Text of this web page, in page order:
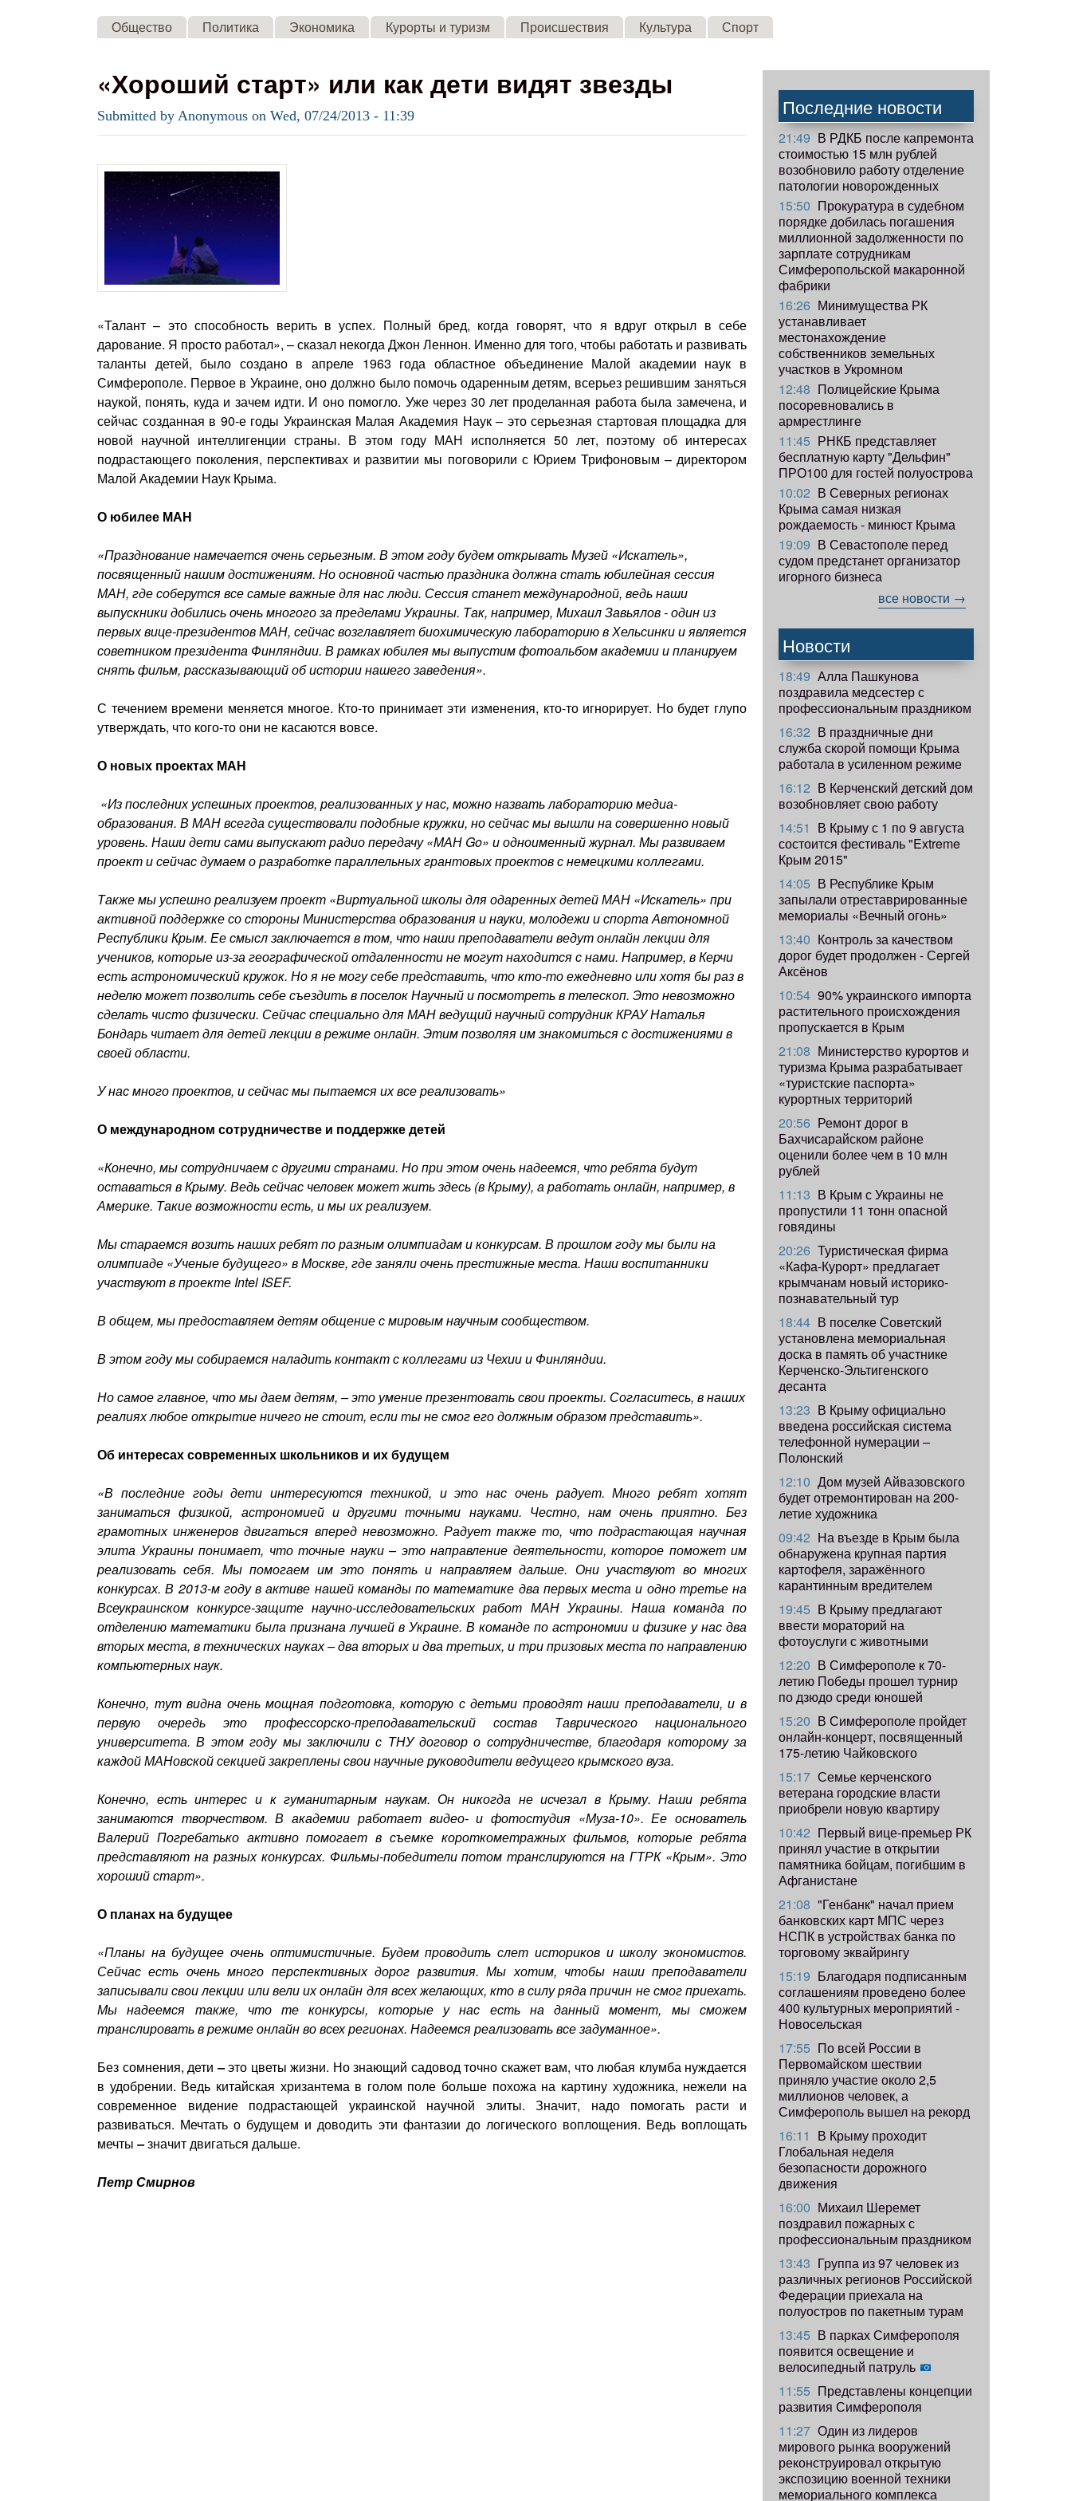
Skip to main content
Общество Политика Экономика Курорты и туризм Происшествия Культура Спорт
«Хороший старт» или как дети видят звезды
Submitted by Anonymous on Wed, 07/24/2013 - 11:39
«Талант – это способность верить в успех. Полный бред, когда говорят, что я вдруг открыл в себе
дарование. Я просто работал», – сказал некогда Джон Леннон. Именно для того, чтобы работать и развивать
таланты детей, было создано в апреле 1963 года областное объединение Малой академии наук в
Симферополе. Первое в Украине, оно должно было помочь одаренным детям, всерьез решившим заняться
наукой, понять, куда и зачем идти. И оно помогло. Уже через 30 лет проделанная работа была замечена, и
сейчас созданная в 90-е годы Украинская Малая Академия Наук – это серьезная стартовая площадка для
новой научной интеллигенции страны. В этом году МАН исполняется 50 лет, поэтому об интересах
подрастающего поколения, перспективах и развитии мы поговорили с Юрием Трифоновым – директором
Малой Академии Наук Крыма.
О юбилее МАН
«Празднование намечается очень серьезным. В этом году будем открывать Музей «Искатель»,
посвященный нашим достижениям. Но основной частью праздника должна стать юбилейная сессия
МАН, где соберутся все самые важные для нас люди. Сессия станет международной, ведь наши
выпускники добились очень многого за пределами Украины. Так, например, Михаил Завьялов - один из
первых вице-президентов МАН, сейчас возглавляет биохимическую лабораторию в Хельсинки и является
советником президента Финляндии. В рамках юбилея мы выпустим фотоальбом академии и планируем
снять фильм, рассказывающий об истории нашего заведения».
С течением времени меняется многое. Кто-то принимает эти изменения, кто-то игнорирует. Но будет глупо
утверждать, что кого-то они не касаются вовсе.
О новых проектах МАН
«Из последних успешных проектов, реализованных у нас, можно назвать лабораторию медиа-
образования. В МАН всегда существовали подобные кружки, но сейчас мы вышли на совершенно новый
уровень. Наши дети сами выпускают радио передачу «МАН Go» и одноименный журнал. Мы развиваем
проект и сейчас думаем о разработке параллельных грантовых проектов с немецкими коллегами.
Также мы успешно реализуем проект «Виртуальной школы для одаренных детей МАН «Искатель» при
активной поддержке со стороны Министерства образования и науки, молодежи и спорта Автономной
Республики Крым. Ее смысл заключается в том, что наши преподаватели ведут онлайн лекции для
учеников, которые из-за географической отдаленности не могут находится с нами. Например, в Керчи
есть астрономический кружок. Но я не могу себе представить, что кто-то ежедневно или хотя бы раз в
неделю может позволить себе съездить в поселок Научный и посмотреть в телескоп. Это невозможно
сделать чисто физически. Сейчас специально для МАН ведущий научный сотрудник КРАУ Наталья
Бондарь читает для детей лекции в режиме онлайн. Этим позволяя им знакомиться с достижениями в
своей области.
У нас много проектов, и сейчас мы пытаемся их все реализовать»
О международном сотрудничестве и поддержке детей
«Конечно, мы сотрудничаем с другими странами. Но при этом очень надеемся, что ребята будут
оставаться в Крыму. Ведь сейчас человек может жить здесь (в Крыму), а работать онлайн, например, в
Америке. Такие возможности есть, и мы их реализуем.
Мы стараемся возить наших ребят по разным олимпиадам и конкурсам. В прошлом году мы были на
олимпиаде «Ученые будущего» в Москве, где заняли очень престижные места. Наши воспитанники
участвуют в проекте Intel ISEF.
В общем, мы предоставляем детям общение с мировым научным сообществом.
В этом году мы собираемся наладить контакт с коллегами из Чехии и Финляндии.
Но самое главное, что мы даем детям, – это умение презентовать свои проекты. Согласитесь, в наших
реалиях любое открытие ничего не стоит, если ты не смог его должным образом представить».
Об интересах современных школьников и их будущем
«В последние годы дети интересуются техникой, и это нас очень радует. Много ребят хотят
заниматься физикой, астрономией и другими точными науками. Честно, нам очень приятно. Без
грамотных инженеров двигаться вперед невозможно. Радует также то, что подрастающая научная
элита Украины понимает, что точные науки – это направление деятельности, которое поможет им
реализовать себя. Мы помогаем им это понять и направляем дальше. Они участвуют во многих
конкурсах. В 2013-м году в активе нашей команды по математике два первых места и одно третье на
Всеукраинском конкурсе-защите научно-исследовательских работ МАН Украины. Наша команда по
отделению математики была признана лучшей в Украине. В команде по астрономии и физике у нас два
вторых места, в технических науках – два вторых и два третьих, и три призовых места по направлению
компьютерных наук.
Конечно, тут видна очень мощная подготовка, которую с детьми проводят наши преподаватели, и в
первую очередь это профессорско-преподавательский состав Таврического национального
университета. В этом году мы заключили с ТНУ договор о сотрудничестве, благодаря которому за
каждой МАНовской секцией закреплены свои научные руководители ведущего крымского вуза.
Конечно, есть интерес и к гуманитарным наукам. Он никогда не исчезал в Крыму. Наши ребята
занимаются творчеством. В академии работает видео- и фотостудия «Муза-10». Ее основатель
Валерий Погребатько активно помогает в съемке короткометражных фильмов, которые ребята
представляют на разных конкурсах. Фильмы-победители потом транслируются на ГТРК «Крым». Это
хороший старт».
О планах на будущее
«Планы на будущее очень оптимистичные. Будем проводить слет историков и школу экономистов.
Сейчас есть очень много перспективных дорог развития. Мы хотим, чтобы наши преподаватели
записывали свои лекции или вели их онлайн для всех желающих, кто в силу ряда причин не смог приехать.
Мы надеемся также, что те конкурсы, которые у нас есть на данный момент, мы сможем
транслировать в режиме онлайн во всех регионах. Надеемся реализовать все задуманное».
Без сомнения, дети –это цветы жизни. Но знающий садовод точно скажет вам, что любая клумба нуждается
в удобрении. Ведь китайская хризантема в голом поле больше похожа на картину художника, нежели на
современное видение подрастающей украинской научной элиты. Значит, надо помогать расти и
развиваться. Мечтать о будущем и доводить эти фантазии до логического воплощения. Ведь воплощать
мечты –значит двигаться дальше.
Петр Смирнов
Последние новости
21:49 В РДКБ после капремонта
стоимостью 15 млн рублей
возобновило работу отделение
патологии новорожденных
15:50 Прокуратура в судебном
порядке добилась погашения
миллионной задолженности по
зарплате сотрудникам
Симферопольской макаронной
фабрики
16:26 Минимущества РК
устанавливает
местонахождение
собственников земельных
участков в Укромном
12:48 Полицейские Крыма
посоревновались в
армрестлинге
11:45 РНКБ представляет
бесплатную карту "Дельфин"
ПРО100 для гостей полуострова
10:02 В Северных регионах
Крыма самая низкая
рождаемость - минюст Крыма
19:09 В Севастополе перед
судом предстанет организатор
игорного бизнеса
все новости →
Новости
18:49 Алла Пашкунова
поздравила медсестер с
профессиональным праздником
16:32 В праздничные дни
служба скорой помощи Крыма
работала в усиленном режиме
16:12 В Керченский детский дом
возобновляет свою работу
14:51 В Крыму с 1 по 9 августа
состоится фестиваль "Extreme
Крым 2015"
14:05 В Республике Крым
запылали отреставрированные
мемориалы «Вечный огонь»
13:40 Контроль за качеством
дорог будет продолжен - Сергей
Аксёнов
10:54 90% украинского импорта
растительного происхождения
пропускается в Крым
21:08 Министерство курортов и
туризма Крыма разрабатывает
«туристские паспорта»
курортных территорий
20:56 Ремонт дорог в
Бахчисарайском районе
оценили более чем в 10 млн
рублей
11:13 В Крым с Украины не
пропустили 11 тонн опасной
говядины
20:26 Туристическая фирма
«Кафа-Курорт» предлагает
крымчанам новый историко-
познавательный тур
18:44 В поселке Советский
установлена мемориальная
доска в память об участнике
Керченско-Эльтигенского
десанта
13:23 В Крыму официально
введена российская система
телефонной нумерации –
Полонский
12:10 Дом музей Айвазовского
будет отремонтирован на 200-
летие художника
09:42 ​На въезде в Крым была
обнаружена крупная партия
картофеля, заражённого
карантинным вредителем
19:45 В Крыму предлагают
ввести мораторий на
фотоуслуги с животными
12:20 В Симферополе к 70-
летию Победы прошел турнир
по дзюдо среди юношей
15:20 В Симферополе пройдет
онлайн-концерт, посвященный
175-летию Чайковского
15:17 Семье керченского
ветерана городские власти
приобрели новую квартиру
10:42 Первый вице-премьер РК
принял участие в открытии
памятника бойцам, погибшим в
Афганистане
21:08 "Генбанк" начал прием
банковских карт МПС через
НСПК в устройствах банка по
торговому эквайрингу
15:19 Благодаря подписанным
соглашениям проведено более
400 культурных мероприятий -
Новосельская
17:55 ​По всей России в
Первомайском шествии
приняло участие около 2,5
миллионов человек, а
Симферополь вышел на рекорд
16:11 В Крыму проходит
Глобальная неделя
безопасности дорожного
движения
16:00 Михаил Шеремет
поздравил пожарных с
профессиональным праздником
13:43 Группа из 97 человек из
различных регионов Российской
Федерации приехала на
полуостров по пакетным турам
13:45 В парках Симферополя
появится освещение и
велосипедный патруль
11:55 Представлены концепции
развития Симферополя
11:27 Один из лидеров
мирового рынка вооружений
реконструировал открытую
экспозицию военной техники
мемориального комплекса